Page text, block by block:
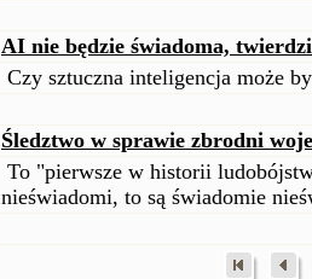
AI nie będzie świadoma,
Czy sztuczna inteligencja może
Śledztwo w sprawie zbrodni
To "pierwsze w historii
nieświadomi, to są świadomie